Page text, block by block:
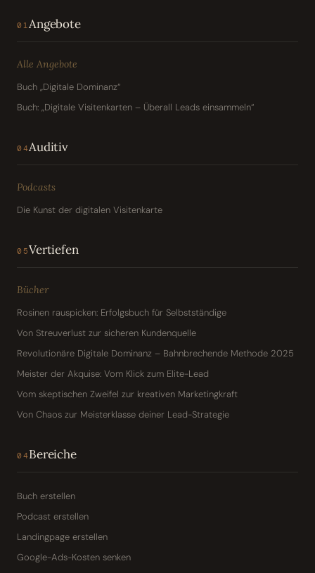
01 Angebote
Alle Angebote
Buch „Digitale Dominanz“
Buch: „Digitale Visitenkarten – Überall Leads einsammeln“
04Auditiv
Podcasts
Die Kunst der digitalen Visitenkarte
05Vertiefen
Bücher
Rosinen rauspicken: Erfolgsbuch für Selbstständige
Von Streuverlust zur sicheren Kundenquelle
Revolutionäre Digitale Dominanz – Bahnbrechende Methode 2025
Meister der Akquise: Vom Klick zum Elite-Lead
Vom skeptischen Zweifel zur kreativen Marketingkraft
Von Chaos zur Meisterklasse deiner Lead-Strategie
04Bereiche
Buch erstellen
Podcast erstellen
Landingpage erstellen
Google-Ads-Kosten senken